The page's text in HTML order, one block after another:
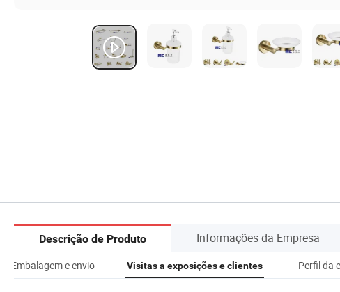
Descrição de Produto Informações da Empresa
Embalagem e envio Visitas a exposições e clientes Perfil da